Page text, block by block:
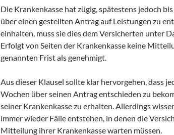
Die Krankenkasse hat zügig, spätestens jedoch
über einen gestellten Antrag auf Leistungen zu
einhalten, muss sie dies dem Versicherten unter
Erfolgt von Seiten der Krankenkasse keine
genannten Frist als genehmigt.
Aus dieser Klausel sollte klar hervorgehen, dass
Wochen über seinen Antrag entschieden zu
seiner Krankenkasse zu erhalten. Allerdings
immer wieder Fälle entstehen, in denen die
Mitteilung ihrer Krankenkasse warten müssen.